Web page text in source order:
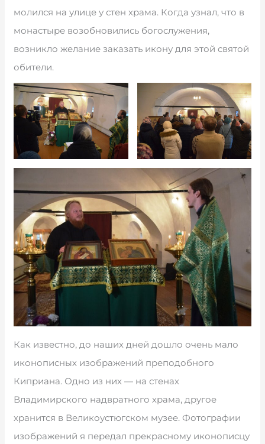
молился на улице у стен храма. Когда узнал, что в
монастыре возобновились богослужения,
возникло желание заказать икону для этой святой
обители.
Как известно, до наших дней дошло очень мало
иконописных изображений преподобного
Киприана. Одно из них — на стенах
Владимирского надвратного храма, другое
хранится в Великоустюгском музее. Фотографии
изображений я передал прекрасному иконописцу